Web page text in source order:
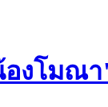
งโมณา